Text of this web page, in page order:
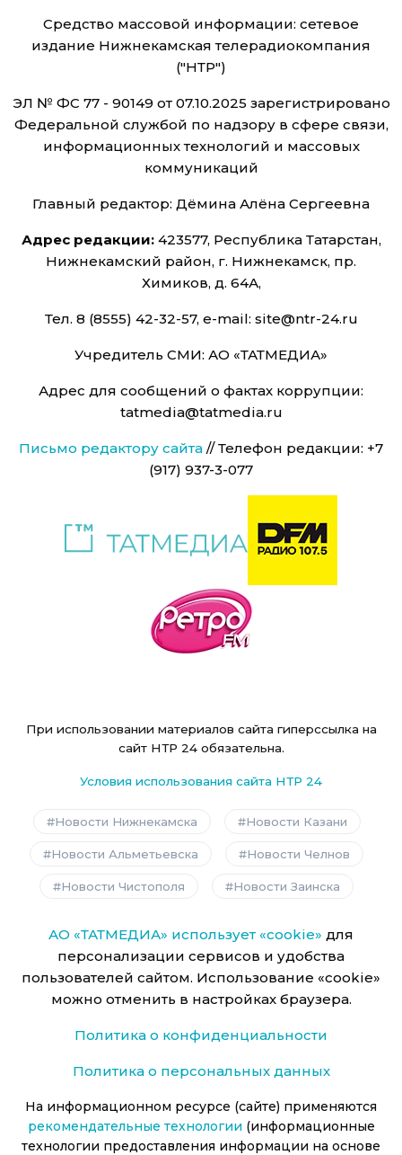
Средство массовой информации: сетевое
издание Нижнекамская телерадиокомпания
("НТР")
ЭЛ № ФС 77 - 90149 от 07.10.2025 зарегистрировано
Федеральной службой по надзору в сфере связи,
информационных технологий и массовых
коммуникаций
Главный редактор: Дёмина Алёна Сергеевна
Адрес редакции:423577, Республика Татарстан,
Нижнекамский район, г. Нижнекамск, пр.
Химиков, д. 64А,
Тел. 8 (8555) 42-32-57, e-mail: site@ntr-24.ru
Учредитель СМИ: АО «ТАТМЕДИА»
Адрес для сообщений о фактах коррупции:
tatmedia@tatmedia.ru
Письмо редактору сайта // Телефон редакции: +7
(917) 937-3-077
При использовании материалов сайта гиперссылка на
сайт НТР 24 обязательна.
Условия использования сайта НТР 24
Новости Нижнекамска Новости Казани
Новости Альметьевска Новости Челнов
Новости Чистополя Новости Заинска
АО «ТАТМЕДИА» использует «cookie» для
персонализации сервисов и удобства
пользователей сайтом. Использование «cookie»
можно отменить в настройках браузера.
Политика о конфиденциальности
Политика о персональных данных
На информационном ресурсе (сайте) применяются
рекомендательные технологии (информационные
технологии предоставления информации на основе